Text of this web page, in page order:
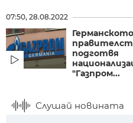
07:50, 28.08.2022
Германското
подготвя
"Газпром...
Слушай новината